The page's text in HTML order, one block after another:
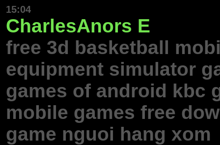
15:04
CharlesAnors E
free 3d basketball
equipment simulator
games of android kbc
mobile games free
game nguoi hang xom